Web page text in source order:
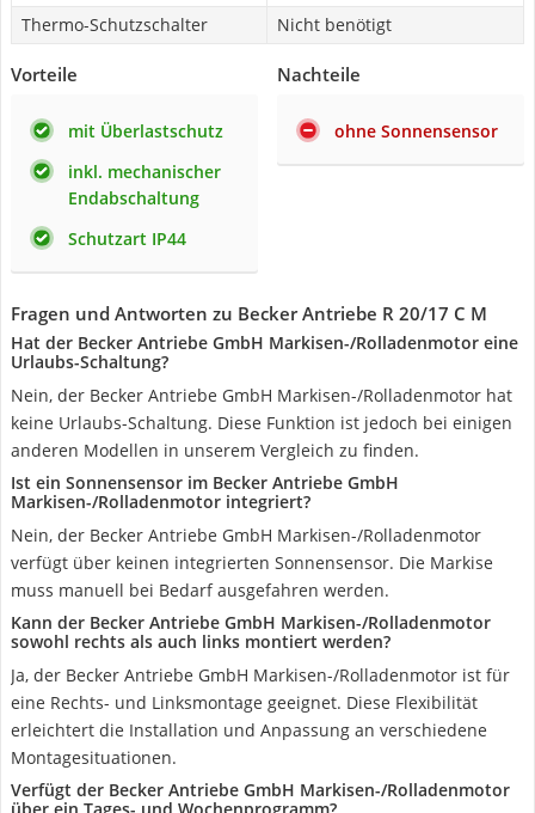
Thermo-Schutzschalter
Nicht benötigt
Vorteile
mit Überlastschutz
inkl. mechanischer
Endabschaltung
Schutzart IP44
Nachteile
ohne Sonnensensor
Fragen und Antworten zu Becker Antriebe R 20/17 C M
Hat der Becker Antriebe GmbH Markisen-/Rolladenmotor eine
Urlaubs-Schaltung?
Nein, der Becker Antriebe GmbH Markisen-/Rolladenmotor hat
keine Urlaubs-Schaltung. Diese Funktion ist jedoch bei einigen
anderen Modellen in unserem Vergleich zu finden.
Ist ein Sonnensensor im Becker Antriebe GmbH
Markisen-/Rolladenmotor integriert?
Nein, der Becker Antriebe GmbH Markisen-/Rolladenmotor
verfügt über keinen integrierten Sonnensensor. Die Markise
muss manuell bei Bedarf ausgefahren werden.
Kann der Becker Antriebe GmbH Markisen-/Rolladenmotor
sowohl rechts als auch links montiert werden?
Ja, der Becker Antriebe GmbH Markisen-/Rolladenmotor ist für
eine Rechts- und Linksmontage geeignet. Diese Flexibilität
erleichtert die Installation und Anpassung an verschiedene
Montagesituationen.
Verfügt der Becker Antriebe GmbH Markisen-/Rolladenmotor